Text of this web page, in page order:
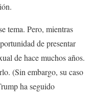
tema. Pero, mientras
de presentar
de hace muchos años.
(Sin embargo, su caso
ha seguido